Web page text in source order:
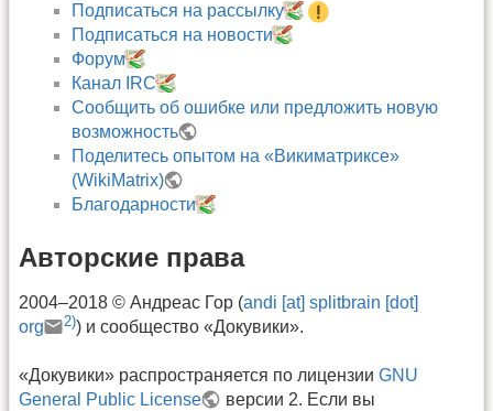
Подписаться на рассылку
Подписаться на новости
Форум
Канал IRC
Сообщить об ошибке или предложить новую
возможность
Поделитесь опытом на «Викиматриксе»
(WikiMatrix)
Благодарности
Авторские права
2004–2018 © Андреас Гор (andi [at] splitbrain [dot]
org
2)) и сообщество «Докувики».
«Докувики» распространяется по лицензии GNU
General Public License
версии 2. Если вы